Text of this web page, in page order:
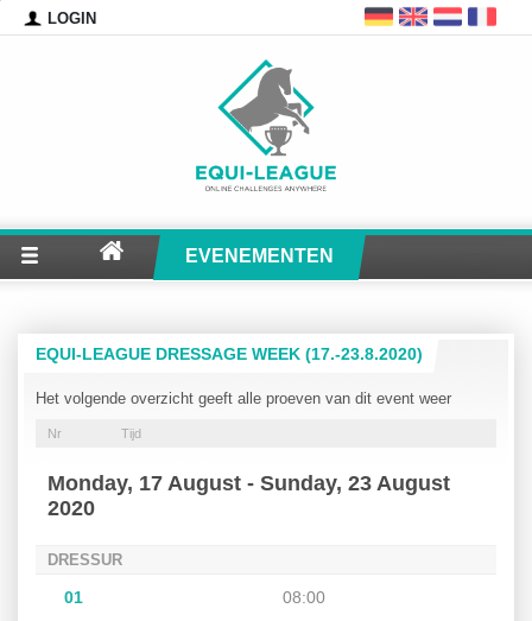
LOGIN
EVENEMENTEN
EQUI-LEAGUE DRESSAGE WEEK (17.-23.8.2020)
Het volgende overzicht geeft alle proeven van dit event weer
Nr Tijd
Monday, 17 August - Sunday, 23 August
2020
DRESSUR
01 08:00